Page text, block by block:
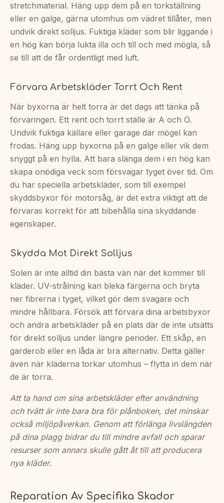
stretchmaterial. Häng upp dem på en torkställning
eller en galge, gärna utomhus om vädret tillåter, men
undvik direkt solljus. Fuktiga kläder som blir liggande i
en hög kan börja lukta illa och till och med mögla, så
se till att de får ordentligt med luft.
Förvara Arbetskläder Torrt Och Rent
När byxorna är helt torra är det dags att tänka på
förvaringen. Ett rent och torrt ställe är A och O.
Undvik fuktiga källare eller garage där mögel kan
frodas. Häng upp byxorna på en galge eller vik dem
snyggt på en hylla. Att bara slänga dem i en hög kan
skapa onödiga veck som försvagar tyget över tid. Om
du har speciella arbetskläder, som till exempel
skyddsbyxor för motorsåg, är det extra viktigt att de
förvaras korrekt för att bibehålla sina skyddande
egenskaper.
Skydda Mot Direkt Solljus
Solen är inte alltid din bästa vän när det kommer till
kläder. UV-strålning kan bleka färgerna och bryta
ner fibrerna i tyget, vilket gör dem svagare och
mindre hållbara. Försök att förvara dina arbetsbyxor
och andra arbetskläder på en plats där de inte utsätts
för direkt solljus under längre perioder. Ett skåp, en
garderob eller en låda är bra alternativ. Detta gäller
även när kläderna torkar utomhus – flytta in dem när
de är torra.
Att ta hand om sina arbetskläder efter användning
och tvätt är inte bara bra för plånboken, det minskar
också miljöpåverkan. Genom att förlänga livslängden
på dina plagg bidrar du till mindre avfall och sparar
resurser som annars skulle gått åt till att producera
nya kläder.
Reparation Av Specifika Skador